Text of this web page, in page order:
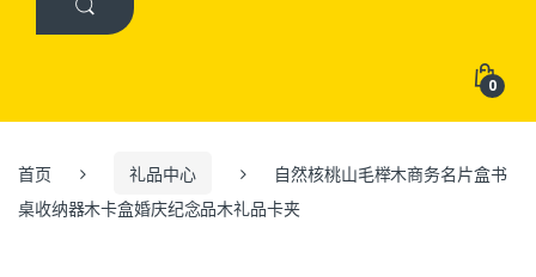
0
首页 礼品中心
自然核桃山毛榉木商务名片盒书
桌收纳器木卡盒婚庆纪念品木礼品卡夹